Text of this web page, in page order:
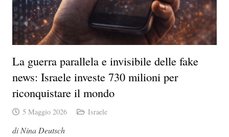
La guerra parallela e invisibile delle fake
news: Israele investe 730 milioni per
riconquistare il mondo
5 Maggio 2026 Israele
di Nina Deutsch